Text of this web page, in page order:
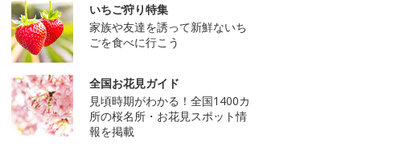
いちご狩り特集
家族や友達を誘って新鮮ないち
ごを食べに行こう
全国お花見ガイド
見頃時期がわかる！全国1400カ
所の桜名所・お花見スポット情
報を掲載